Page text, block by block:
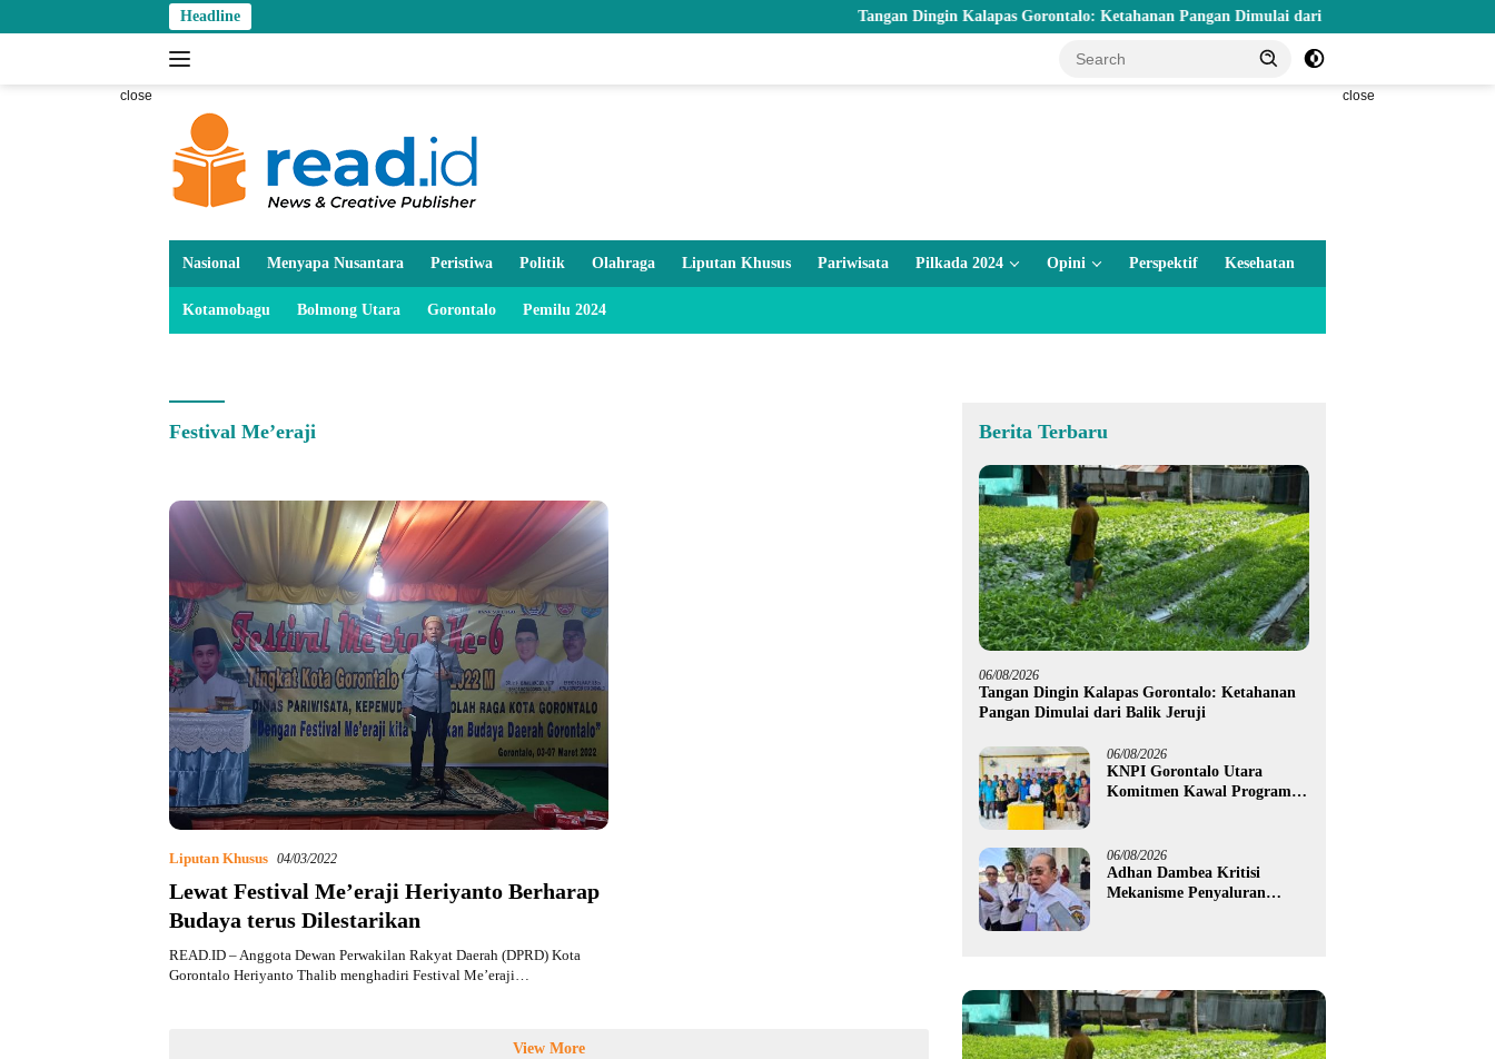
to
Headline Tangan Dingin Kalapas Gorontalo: Ketahanan Pangan Dimulai dari Balik Jeruji
close close
Nasional Menyapa Nusantara Peristiwa Politik Olahraga Liputan Khusus Pariwisata Pilkada 2024 Opini Perspektif Kesehatan
Kotamobagu Bolmong Utara Gorontalo Pemilu 2024
Festival Me’eraji
Liputan Khusus 04/03/2022
Lewat Festival Me’eraji Heriyanto Berharap
Budaya terus Dilestarikan
READ.ID – Anggota Dewan Perwakilan Rakyat Daerah (DPRD) Kota
Gorontalo Heriyanto Thalib menghadiri Festival Me’eraji…
View More
Berita Terbaru
06/08/2026
Tangan Dingin Kalapas Gorontalo: Ketahanan
Pangan Dimulai dari Balik Jeruji
06/08/2026
KNPI Gorontalo Utara
Komitmen Kawal Program
06/08/2026
Adhan Dambea Kritisi
Mekanisme Penyaluran